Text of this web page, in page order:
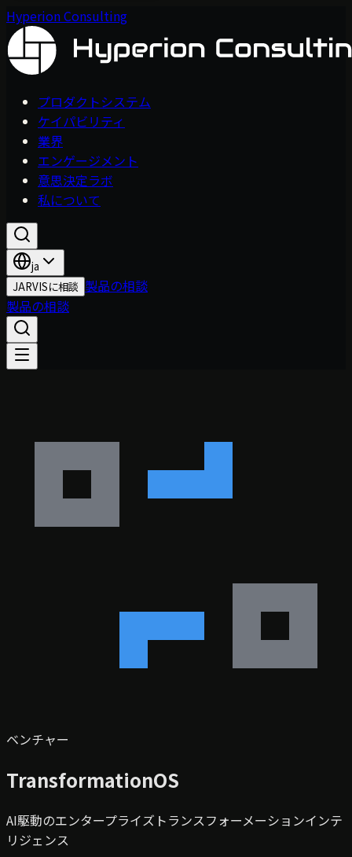
Hyperion Consulting
プロダクトシステム
ケイパビリティ
業界
エンゲージメント
意思決定ラボ
私について
ja
JARVISに相談 製品の相談
製品の相談
ベンチャー
TransformationOS
AI駆動のエンタープライズトランスフォーメーションインテ
リジェンス